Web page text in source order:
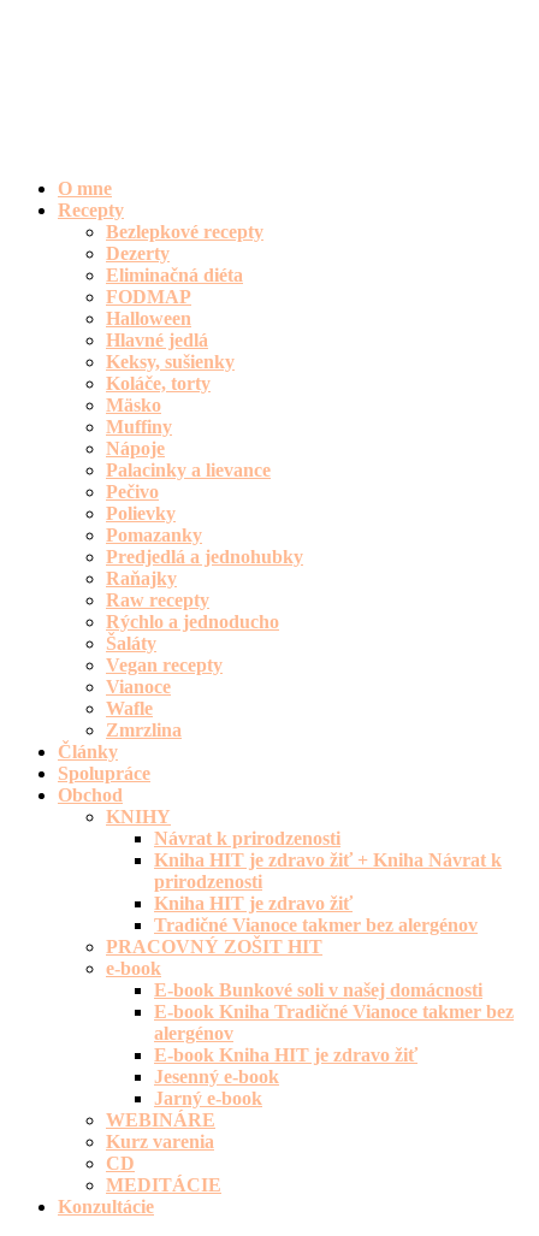
O mne
Recepty
Bezlepkové recepty
Dezerty
Eliminačná diéta
FODMAP
Halloween
Hlavné jedlá
Keksy, sušienky
Koláče, torty
Mäsko
Muffiny
Nápoje
Palacinky a lievance
Pečivo
Polievky
Pomazanky
Predjedlá a jednohubky
Raňajky
Raw recepty
Rýchlo a jednoducho
Šaláty
Vegan recepty
Vianoce
Wafle
Zmrzlina
Články
Spolupráce
Obchod
KNIHY
Návrat k prirodzenosti
Kniha HIT je zdravo žiť + Kniha Návrat k
prirodzenosti
Kniha HIT je zdravo žiť
Tradičné Vianoce takmer bez alergénov
PRACOVNÝ ZOŠIT HIT
e-book
E-book Bunkové soli v našej domácnosti
E-book Kniha Tradičné Vianoce takmer bez
alergénov
E-book Kniha HIT je zdravo žiť
Jesenný e-book
Jarný e-book
WEBINÁRE
Kurz varenia
CD
MEDITÁCIE
Konzultácie